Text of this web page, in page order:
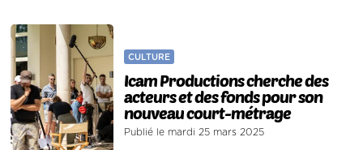
CULTURE
Icam Productions cherche des
acteurs et des fonds pour son
nouveau court-métrage
Publié le mardi 25 mars 2025